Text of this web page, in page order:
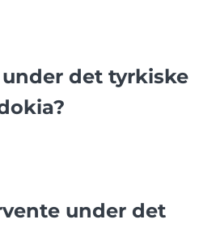
under det tyrkiske
under det